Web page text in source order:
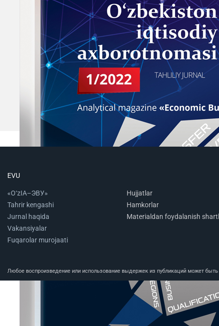
EVU
«O‘zIA–ЭВУ»
Tahrir kengashi
Jurnal haqida
Vakansiyalar
Fuqarolar murojaati
Hujjatlar
Hamkorlar
Materialdan foydalanish
Любое воспроизведение или использование выдержек из публикаций может